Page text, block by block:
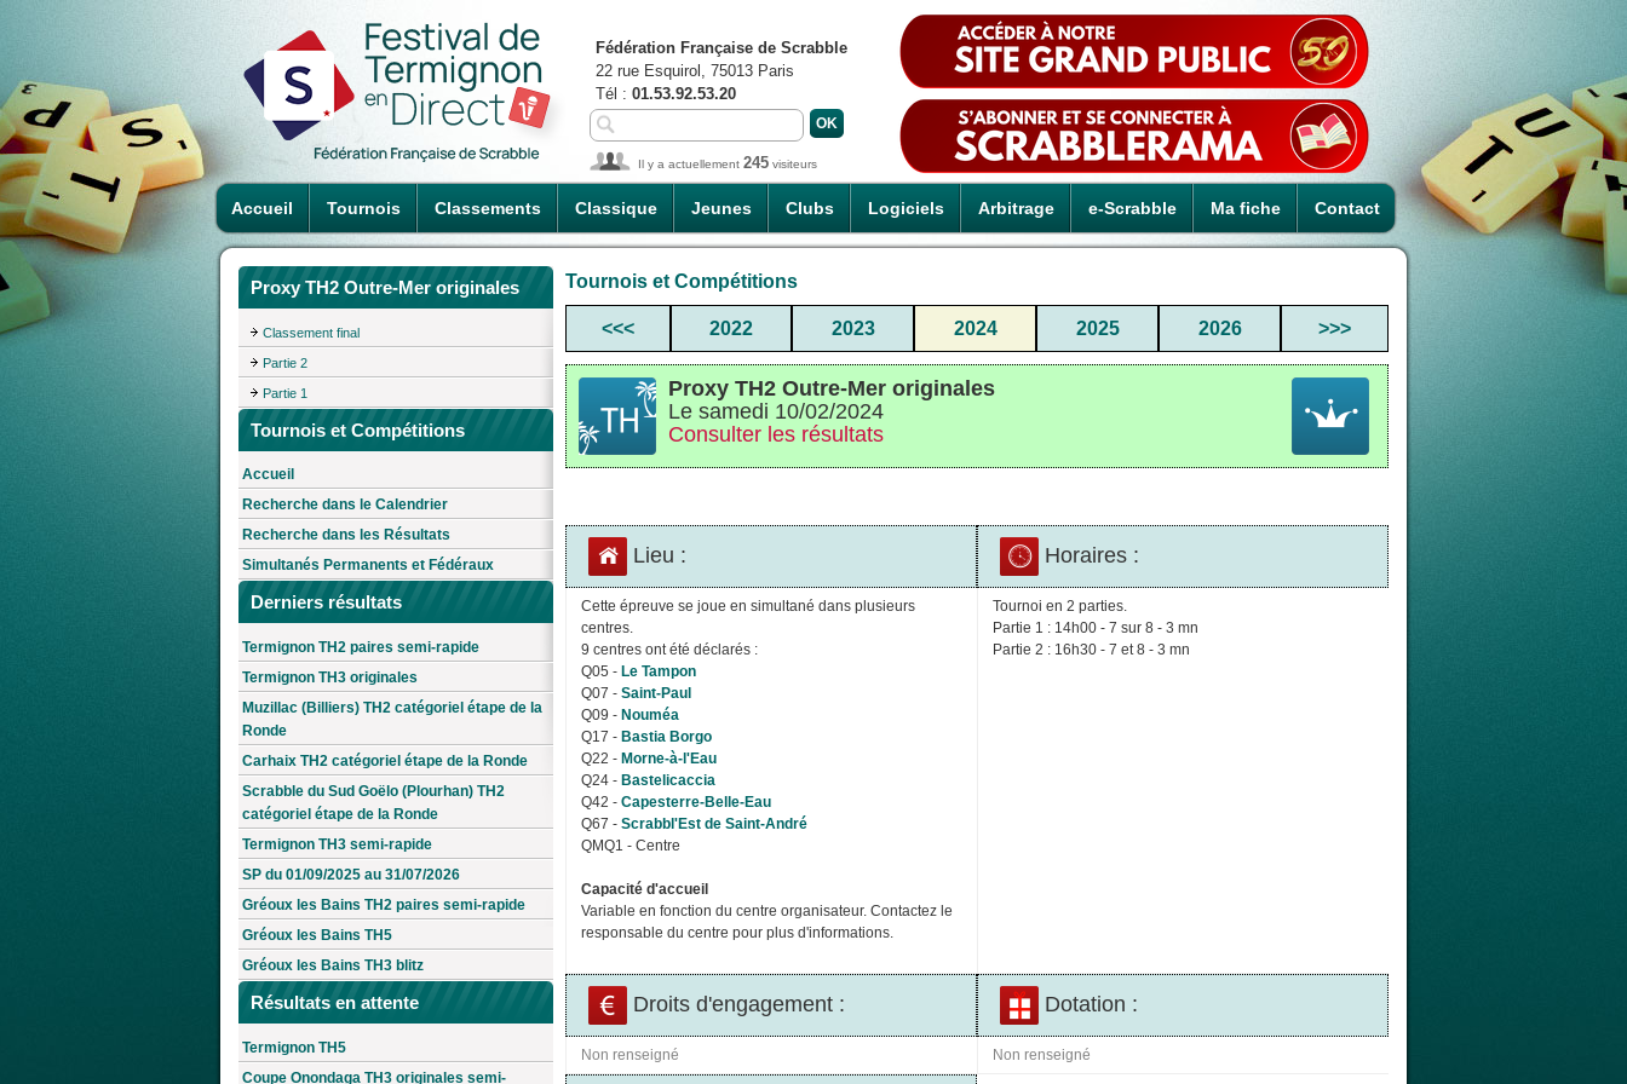
Accueil Tournois Classements Classique Jeunes Clubs Logiciels Arbitrage e-Scrabble Ma fiche Contact
Fédération Française de Scrabble
22 rue Esquirol, 75013 Paris
Tél : 01.53.92.53.20
Il y a actuellement 245 visiteurs
Proxy TH2 Outre-Mer originales
Classement final
Partie 2
Partie 1
Tournois et Compétitions
Accueil
Recherche dans le Calendrier
Recherche dans les Résultats
Simultanés Permanents et Fédéraux
Derniers résultats
Termignon TH2 paires semi-rapide
Termignon TH3 originales
Muzillac (Billiers) TH2 catégoriel étape de la
Ronde
Carhaix TH2 catégoriel étape de la Ronde
Scrabble du Sud Goëlo (Plourhan) TH2
catégoriel étape de la Ronde
Termignon TH3 semi-rapide
SP du 01/09/2025 au 31/07/2026
Gréoux les Bains TH2 paires semi-rapide
Gréoux les Bains TH5
Gréoux les Bains TH3 blitz
Résultats en attente
Termignon TH5
Coupe Onondaga TH3 originales semi-
Tournois et Compétitions
<<< 2022 2023 2024 2025 2026 >>>
Proxy TH2 Outre-Mer originales
Le samedi 10/02/2024
Consulter les résultats
Lieu : Horaires :
Cette épreuve se joue en simultané dans plusieurs
centres.
9 centres ont été déclarés :
Q05 - Le Tampon
Q07 - Saint-Paul
Q09 - Nouméa
Q17 - Bastia Borgo
Q22 - Morne-à-l'Eau
Q24 - Bastelicaccia
Q42 - Capesterre-Belle-Eau
Q67 - Scrabbl'Est de Saint-André
QMQ1 - Centre
Capacité d'accueil
Variable en fonction du centre organisateur. Contactez le
responsable du centre pour plus d'informations.
Tournoi en 2 parties.
Partie 1 : 14h00 - 7 sur 8 - 3 mn
Partie 2 : 16h30 - 7 et 8 - 3 mn
Droits d'engagement : Dotation :
Non renseigné Non renseigné